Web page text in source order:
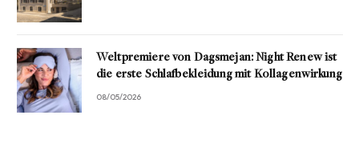
Weltpremiere von Dagsmejan: Night Renew ist
die erste Schlafbekleidung mit Kollagenwirkung
08/05/2026